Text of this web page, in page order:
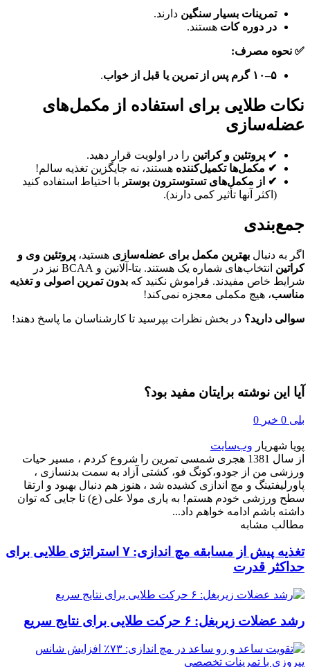
تمرینات بسیار سنگین دارند.
در دوره کات هستند.
✅ نحوه مصرف:
۵–۱۰ گرم پس از تمرین یا قبل از خواب .
نکات طلایی برای استفاده از مکمل‌های
عضله‌سازی
✔ پروتئین و کراتین را در اولویت قرار دهید.
✔ مکمل‌ها تکمیل‌کننده هستند، نه جایگزین تغذیه سالم!
✔ از مکمل‌های تستوسترون بوستر با احتیاط استفاده کنید
(اکثر آنها تأثیر کمی دارند).
جمع‌بندی
اگر به دنبال بهترین مکمل برای عضله‌سازی هستید، پروتئین وی و
کراتین
انتخاب‌های شماره‌ یک هستند. بتا-آلانین و BCAA نیز در
شرایط خاص مفیدند. فراموش نکنید که بدون تمرین اصولی و تغذیه
مناسب، هیچ مکملی معجزه نمی‌کند!
سوالی دارید؟ در بخش نظرات بپرسید تا کارشناسان ما پاسخ دهند!
آیا این نوشته برایتان مفید بود؟
بلی 0 خیر 0
پویا شهریار وب‌سایت
از سال 1381 هجری شمسی تمرین را شروع کردم ، مسیر حیات
ورزشی من از جودو،کونگ فو، کشتی آزاد به سمت بدنسازی ،
پاورلیفتینگ و مچ اندازی کشیده شد ، هنوز هم دنبال بهبود و ارتقا
سطح ورزشی خودم هستم! به یاری مولا علی (ع) تا جایی که توان
داشته باشم ادامه خواهم داد...
مطالب مشابه
تغذیه پیش از مسابقه مچ اندازی: ۷ استراتژی طلایی برای
حداکثر قدرت
رشد عضلات زیربغل: ۶ حرکت طلایی برای نتایج سریع